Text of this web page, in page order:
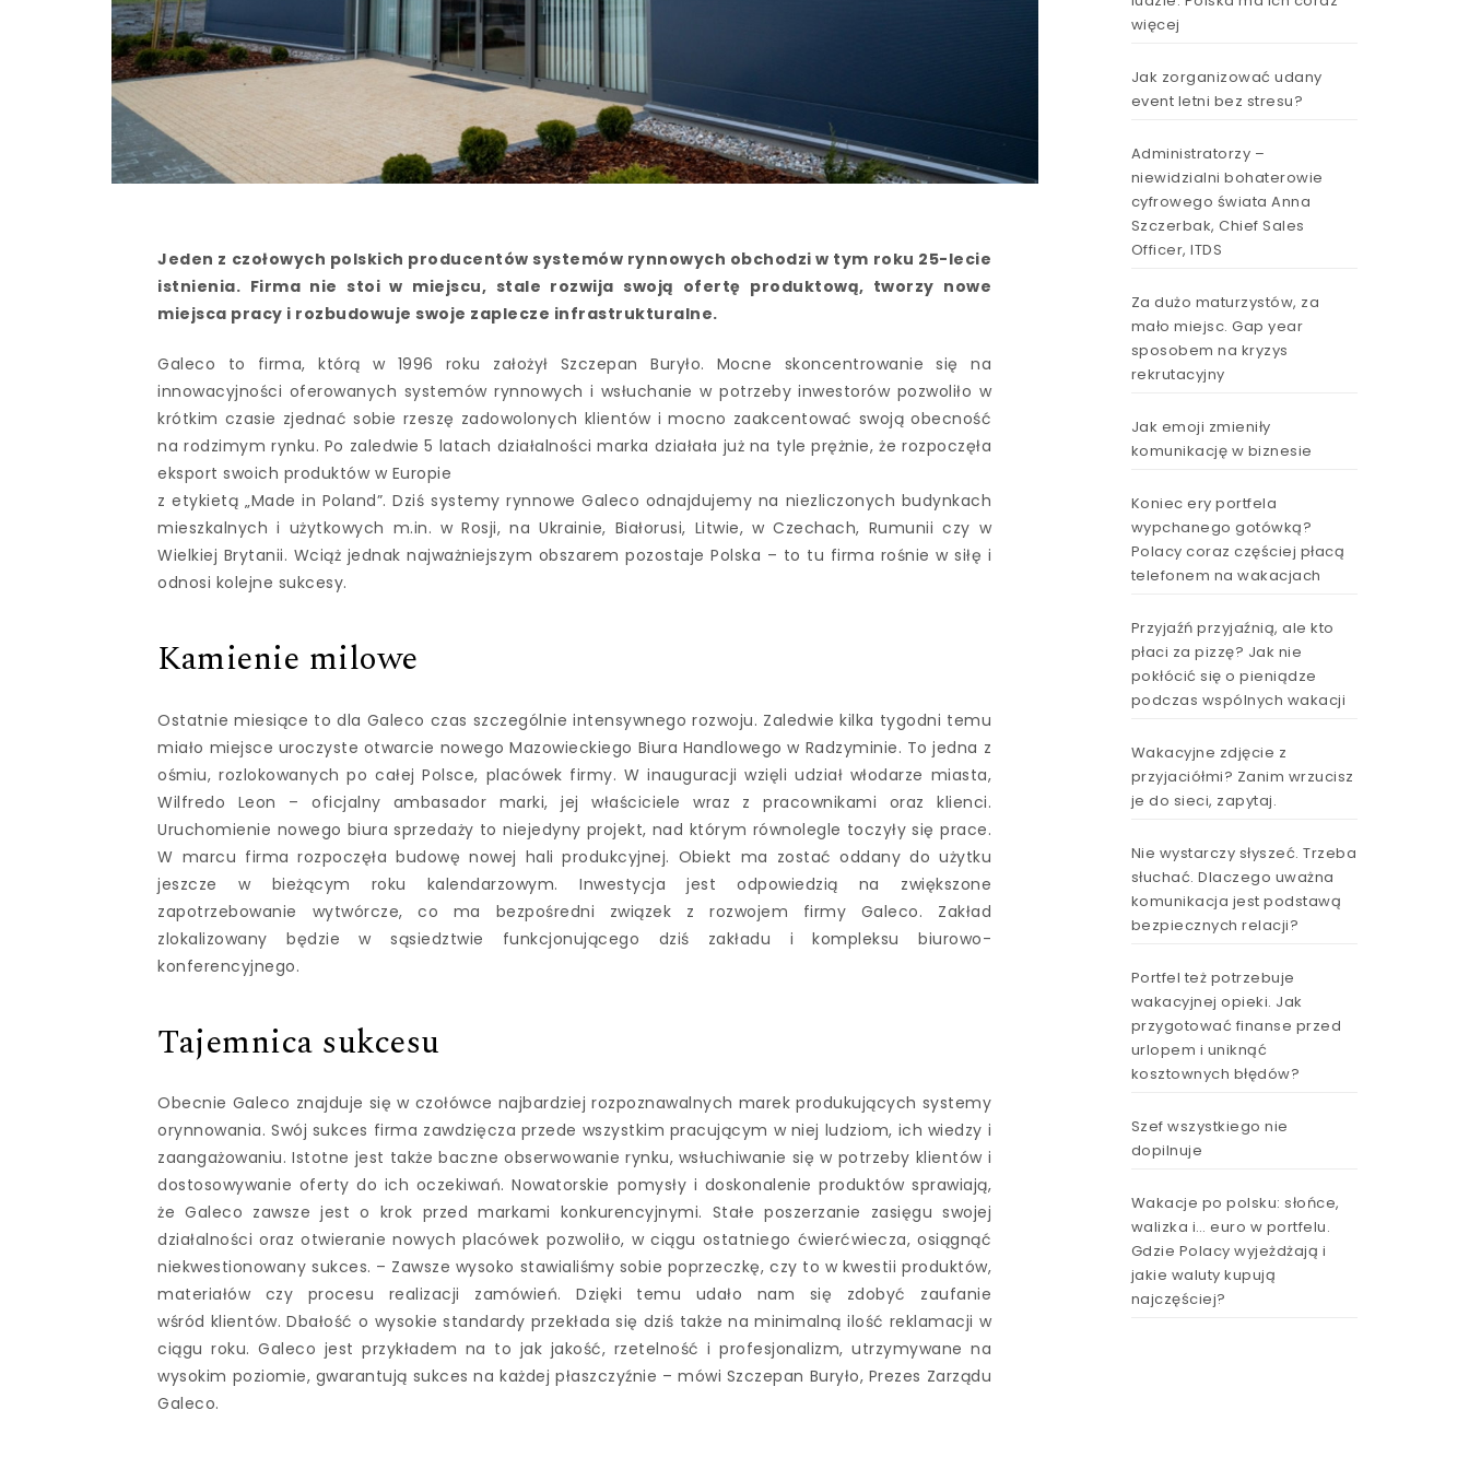
Jeden z czołowych polskich producentów systemów rynnowych obchodzi w tym roku 25-lecie
istnienia. Firma nie stoi w miejscu, stale rozwija swoją ofertę produktową, tworzy nowe
miejsca pracy i rozbudowuje swoje zaplecze infrastrukturalne.
Galeco to firma, którą w 1996 roku założył Szczepan Buryło. Mocne skoncentrowanie się na
innowacyjności oferowanych systemów rynnowych i wsłuchanie w potrzeby inwestorów pozwoliło w
krótkim czasie zjednać sobie rzeszę zadowolonych klientów i mocno zaakcentować swoją obecność
na rodzimym rynku. Po zaledwie 5 latach działalności marka działała już na tyle prężnie, że rozpoczęła
eksport swoich produktów w Europie
z etykietą „Made in Poland”. Dziś systemy rynnowe Galeco odnajdujemy na niezliczonych budynkach
mieszkalnych i użytkowych m.in. w Rosji, na Ukrainie, Białorusi, Litwie, w Czechach, Rumunii czy w
Wielkiej Brytanii. Wciąż jednak najważniejszym obszarem pozostaje Polska – to tu firma rośnie w siłę i
odnosi kolejne sukcesy.
Kamienie milowe
Ostatnie miesiące to dla Galeco czas szczególnie intensywnego rozwoju. Zaledwie kilka tygodni temu
miało miejsce uroczyste otwarcie nowego Mazowieckiego Biura Handlowego w Radzyminie. To jedna z
ośmiu, rozlokowanych po całej Polsce, placówek firmy. W inauguracji wzięli udział włodarze miasta,
Wilfredo Leon – oficjalny ambasador marki, jej właściciele wraz z pracownikami oraz klienci.
Uruchomienie nowego biura sprzedaży to niejedyny projekt, nad którym równolegle toczyły się prace.
W marcu firma rozpoczęła budowę nowej hali produkcyjnej. Obiekt ma zostać oddany do użytku
jeszcze w bieżącym roku kalendarzowym. Inwestycja jest odpowiedzią na zwiększone
zapotrzebowanie wytwórcze, co ma bezpośredni związek z rozwojem firmy Galeco. Zakład
zlokalizowany będzie w sąsiedztwie funkcjonującego dziś zakładu i kompleksu biurowo-
konferencyjnego.
Tajemnica sukcesu
Obecnie Galeco znajduje się w czołówce najbardziej rozpoznawalnych marek produkujących systemy
orynnowania. Swój sukces firma zawdzięcza przede wszystkim pracującym w niej ludziom, ich wiedzy i
zaangażowaniu. Istotne jest także baczne obserwowanie rynku, wsłuchiwanie się w potrzeby klientów i
dostosowywanie oferty do ich oczekiwań. Nowatorskie pomysły i doskonalenie produktów sprawiają,
że Galeco zawsze jest o krok przed markami konkurencyjnymi. Stałe poszerzanie zasięgu swojej
działalności oraz otwieranie nowych placówek pozwoliło, w ciągu ostatniego ćwierćwiecza, osiągnąć
niekwestionowany sukces. – Zawsze wysoko stawialiśmy sobie poprzeczkę, czy to w kwestii produktów,
materiałów czy procesu realizacji zamówień. Dzięki temu udało nam się zdobyć zaufanie
wśród klientów. Dbałość o wysokie standardy przekłada się dziś także na minimalną ilość reklamacji w
ciągu roku. Galeco jest przykładem na to jak jakość, rzetelność i profesjonalizm, utrzymywane na
wysokim poziomie, gwarantują sukces na każdej płaszczyźnie – mówi Szczepan Buryło, Prezes Zarządu
Galeco.
więcej
Jak zorganizować udany
event letni bez stresu?
Administratorzy –
niewidzialni bohaterowie
cyfrowego świata Anna
Szczerbak, Chief Sales
Officer, ITDS
Za dużo maturzystów, za
mało miejsc. Gap year
sposobem na kryzys
rekrutacyjny
Jak emoji zmieniły
komunikację w biznesie
Koniec ery portfela
wypchanego gotówką?
Polacy coraz częściej płacą
telefonem na wakacjach
Przyjaźń przyjaźnią, ale kto
płaci za pizzę? Jak nie
pokłócić się o pieniądze
podczas wspólnych wakacji
Wakacyjne zdjęcie z
przyjaciółmi? Zanim wrzucisz
je do sieci, zapytaj.
Nie wystarczy słyszeć. Trzeba
słuchać. Dlaczego uważna
komunikacja jest podstawą
bezpiecznych relacji?
Portfel też potrzebuje
wakacyjnej opieki. Jak
przygotować finanse przed
urlopem i uniknąć
kosztownych błędów?
Szef wszystkiego nie
dopilnuje
Wakacje po polsku: słońce,
walizka i… euro w portfelu.
Gdzie Polacy wyjeżdżają i
jakie waluty kupują
najczęściej?